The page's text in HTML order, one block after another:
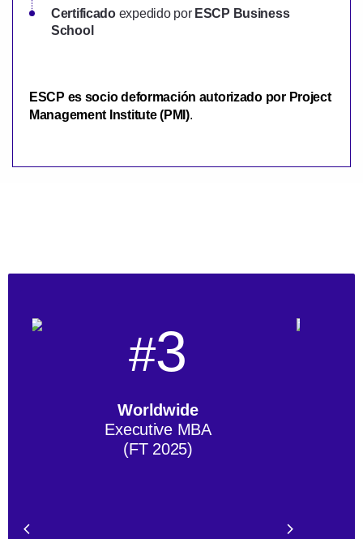
Certificadoexpedido por ESCP Business
School
ESCP es socio deformación autorizado porProject
Management Institute (PMI).
#3
Worldwide
Executive MBA
(FT 2025)